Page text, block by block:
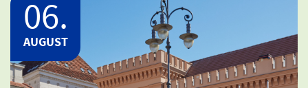
06.
AUGUST